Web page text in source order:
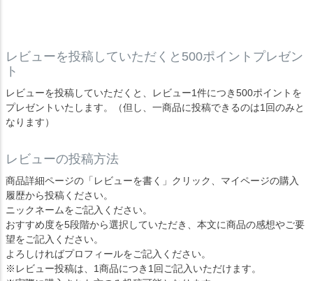
レビューを投稿していただくと500ポイントプレゼン
ト
レビューを投稿していただくと、レビュー1件につき500ポイントを
プレゼントいたします。（但し、一商品に投稿できるのは1回のみと
なります）
レビューの投稿方法
商品詳細ページの「レビューを書く」クリック、マイページの購入
履歴から投稿ください。
ニックネームをご記入ください。
おすすめ度を5段階から選択していただき、本文に商品の感想やご要
望をご記入ください。
よろしければプロフィールをご記入ください。
※レビュー投稿は、1商品につき1回ご記入いただけます。